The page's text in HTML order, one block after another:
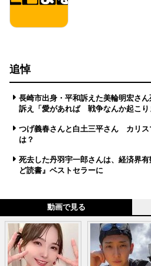
追悼
長崎市出身・平和訴えた美輪明宏さ
訴え「愛があれば 戦争なんか起こり
つげ義春さんと白土三平さん カリス
は？
死去した丹羽宇一郎さんは、経済界
ど読書』ベストセラーに
動画で見る